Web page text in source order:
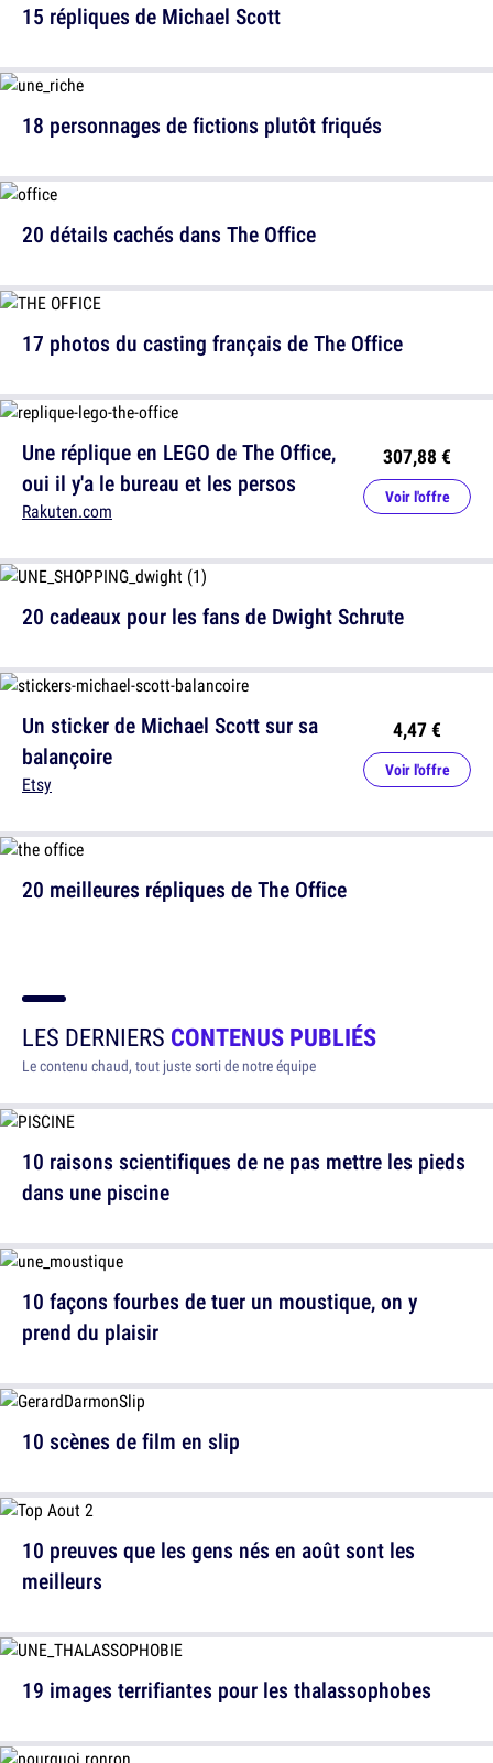
18 personnages de fictions plutôt friqués
17 photos du casting français de The Office
20 cadeaux pour les fans de Dwight Schrute
20 meilleures répliques de The Office
15 répliques de Michael Scott
20 détails cachés dans The Office
Une réplique en LEGO de The Office,
oui il y'a le bureau et les persos
Rakuten.com
307,88 €
Voir l'offre
Un sticker de Michael Scott sur sa
balançoire
Etsy
4,47 €
Voir l'offre
LES DERNIERS CONTENUS PUBLIÉS
Le contenu chaud, tout juste sorti de notre équipe
10 raisons scientifiques de ne pas mettre les pieds
dans une piscine
10 scènes de film en slip
19 images terrifiantes pour les thalassophobes
10 façons fourbes de tuer un moustique, on y
prend du plaisir
10 preuves que les gens nés en août sont les
meilleurs